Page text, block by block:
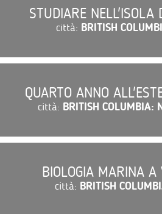
STUDIARE NELL'ISOLA
città: BRITISH
QUARTO ANNO
città: BRITISH
BIOLOGIA MARINA A
città: BRITISH